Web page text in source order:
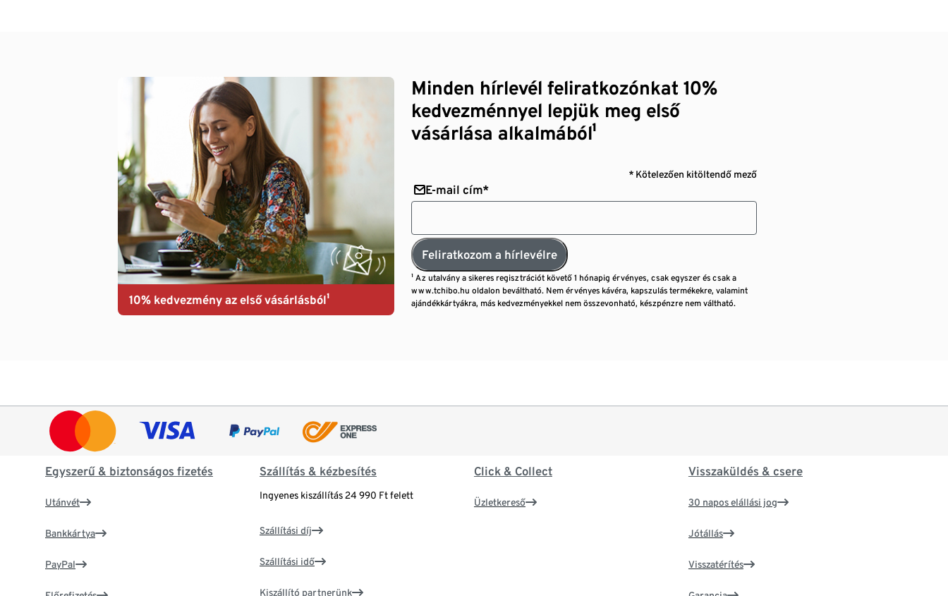
10% kedvezmény az első vásárlásból¹
Minden hírlevél feliratkozónkat 10%
kedvezménnyel lepjük meg első
vásárlása alkalmából¹
* Kötelezően kitöltendő mező
E-mail cím*
Feliratkozom a hírlevélre
¹ Az utalvány a sikeres regisztrációt követő 1 hónapig érvényes, csak egyszer és csak a
www.tchibo.hu oldalon beváltható. Nem érvényes kávéra, kapszulás termékekre, valamint
ajándékkártyákra, más kedvezményekkel nem összevonható, készpénzre nem váltható.
Egyszerű & biztonságos fizetés
Utánvét
Bankkártya
PayPal
Szállítás & kézbesítés
Ingyenes kiszállítás 24 990 Ft felett
Szállítási díj
Szállítási idő
Kiszállító partnerünk
Click & Collect
Üzletkereső
Visszaküldés & csere
30 napos elállási jog
Jótállás
Visszatérítés